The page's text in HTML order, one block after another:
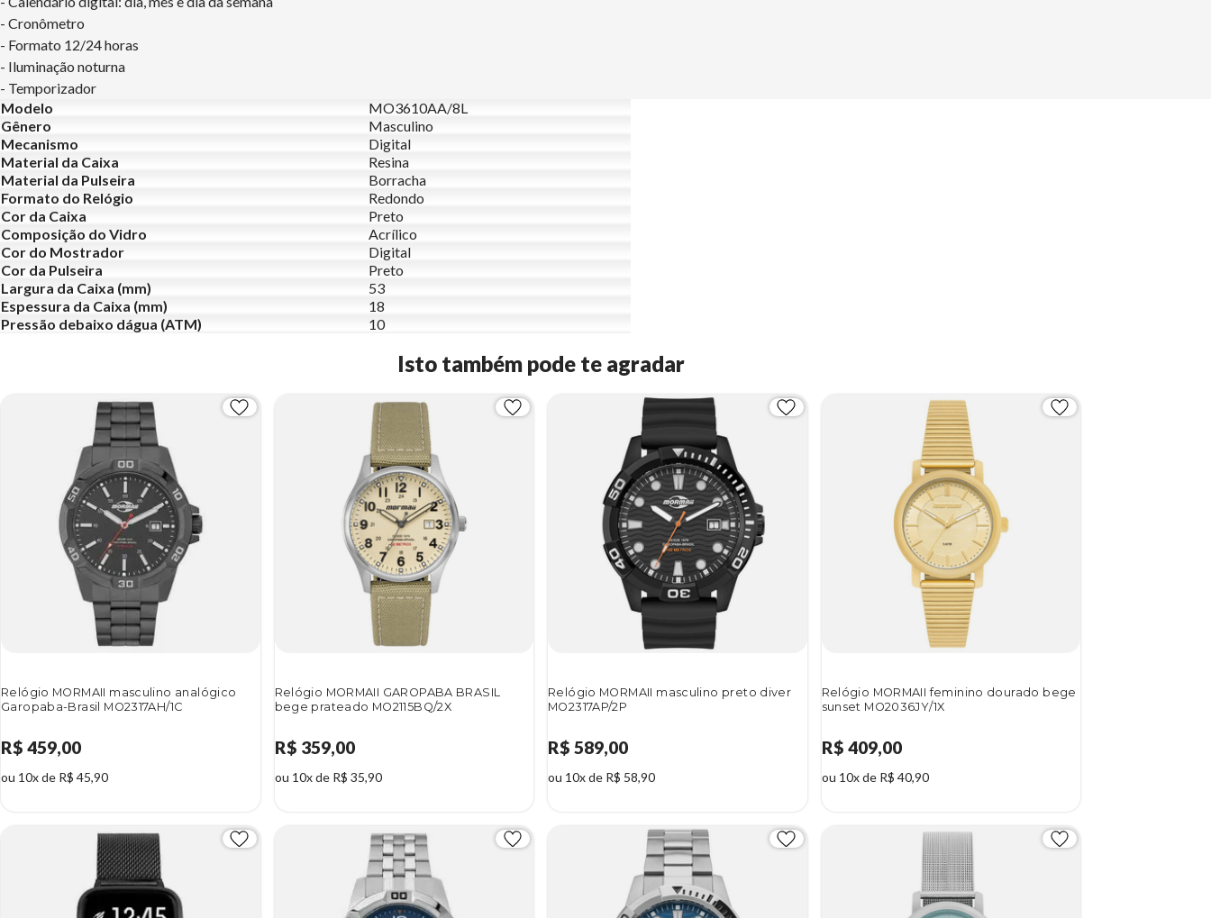
- Cronômetro
- Formato 12/24 horas
- Iluminação noturna
- Temporizador
Modelo
MO3610AA/8L
Gênero
Masculino
Mecanismo
Digital
Material da Caixa
Resina
Material da Pulseira
Borracha
Formato do Relógio
Redondo
Cor da Caixa
Preto
Composição do Vidro
Acrílico
Cor do Mostrador
Digital
Cor da Pulseira
Preto
Largura da Caixa (mm)
53
Espessura da Caixa (mm)
18
Pressão debaixo dágua (ATM)
10
Isto também pode te agradar
Relógio MORMAII masculino analógico
Garopaba-Brasil MO2317AH/1C
R$ 459,00
ou 10x de R$ 45,90
Relógio MORMAII GAROPABA BRASIL
bege prateado MO2115BQ/2X
R$ 359,00
ou 10x de R$ 35,90
Relógio MORMAII masculino preto diver
MO2317AP/2P
R$ 589,00
ou 10x de R$ 58,90
Relógio MORMAII feminino dourado bege
sunset MO2036JY/1X
R$ 409,00
ou 10x de R$ 40,90